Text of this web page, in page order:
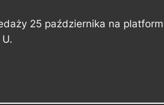
25 października na